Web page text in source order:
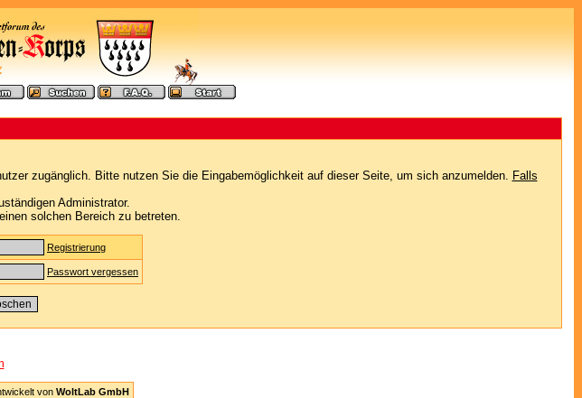
zugänglich. Bitte nutzen Sie die Eingabemöglichkeit auf dieser Seite, um sich anzumelden. Falls
Administrator.
solchen Bereich zu betreten.
Registrierung
Passwort vergessen
von WoltLab GmbH